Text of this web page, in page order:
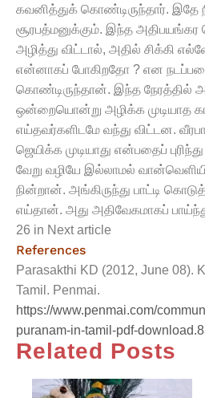
கவனித்துக் கொண்டிருந்தார். இதே
சூரபத்மனுக்கும். இந்த அதிபயங்கர
அழித்து விட்டால், அதில் சிக்கி
என்னாகப் போகிறதோ ? என
கொண்டிருந்தான். இந்த நேரத்தில்
ஒன்றையொன்று அழிக்க முடியாத
எய்தவர்களிடமே வந்து விட்டன.
ஜெயிக்க முடியாது என்பதைப்
வேறு வழியே இல்லாமல்
நின்றான். அங்கிருந்து பாட்டி
எய்தான். அது அதிவேகமாகப்
26 in Next article
References
Parasakthi KD (2012, June 08).
Tamil. Penmai.
https://www.penmai.com/
puranam-in-tamil-pdf-
Related Posts